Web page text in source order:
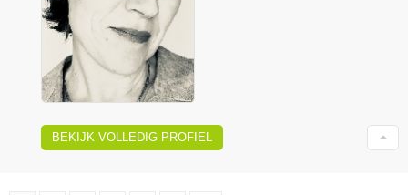
BEKIJK VOLLEDIG PROFIEL